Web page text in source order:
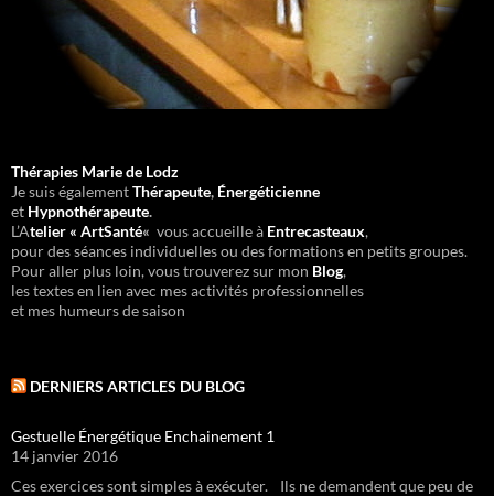
Thérapies Marie de Lodz
Je suis égalementThérapeute, Énergéticienne
et Hypnothérapeute.
L’Atelier « ArtSanté« vous accueille à Entrecasteaux,
pour des séances individuelles ou des formations en petits groupes.
Pour aller plus loin, vous trouverez sur mon Blog,
les textes en lien avec mes activités professionnelles
et mes humeurs de saison
DERNIERS ARTICLES DU BLOG
Gestuelle Énergétique Enchainement 1
14 janvier 2016
Ces exercices sont simples à exécuter. Ils ne demandent que peu de